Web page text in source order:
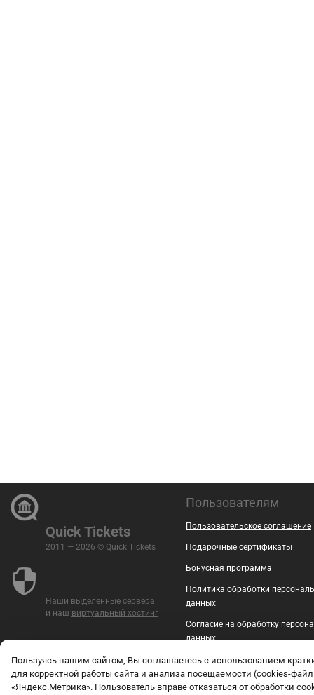
Quick Tickets
2011 — 2026 © Quick Tickets
Наши выделенные сервера
и наш виртуальный хостинг
Пользователям
Пользовательское соглашение
Подарочные сертификаты
Бонусная программа
Политика обработки
данных
Согласие на обработку
данных
Безопасность
Контакты
Пользуясь нашим сайтом, Вы соглашаетесь с использованием
для корректной работы сайта и анализа посещаемости (cookies-
«Яндекс.Метрика». Пользователь вправе отказаться от обработки